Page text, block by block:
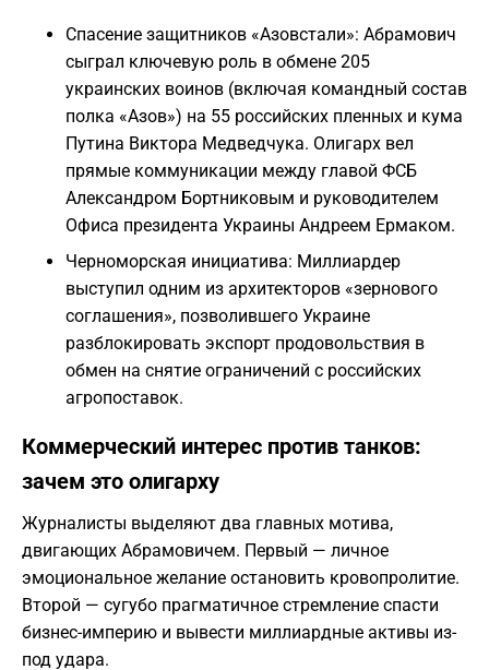
Спасение защитников «Азовстали»: Абрамович
сыграл ключевую роль в обмене 205
украинских воинов (включая командный состав
полка «Азов») на 55 российских пленных и кума
Путина Виктора Медведчука. Олигарх вел
прямые коммуникации между главой ФСБ
Александром Бортниковым и руководителем
Офиса президента Украины Андреем Ермаком.
Черноморская инициатива: Миллиардер
выступил одним из архитекторов «зернового
соглашения», позволившего Украине
разблокировать экспорт продовольствия в
обмен на снятие ограничений с российских
агропоставок.
Коммерческий интерес против танков:
зачем это олигарху
Журналисты выделяют два главных мотива,
двигающих Абрамовичем. Первый — личное
эмоциональное желание остановить кровопролитие.
Второй — сугубо прагматичное стремление спасти
бизнес-империю и вывести миллиардные активы из-
под удара.